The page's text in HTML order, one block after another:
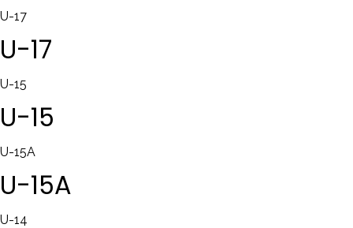
U-17
U-17
U-15
U-15
U-15A
U-15A
U-14